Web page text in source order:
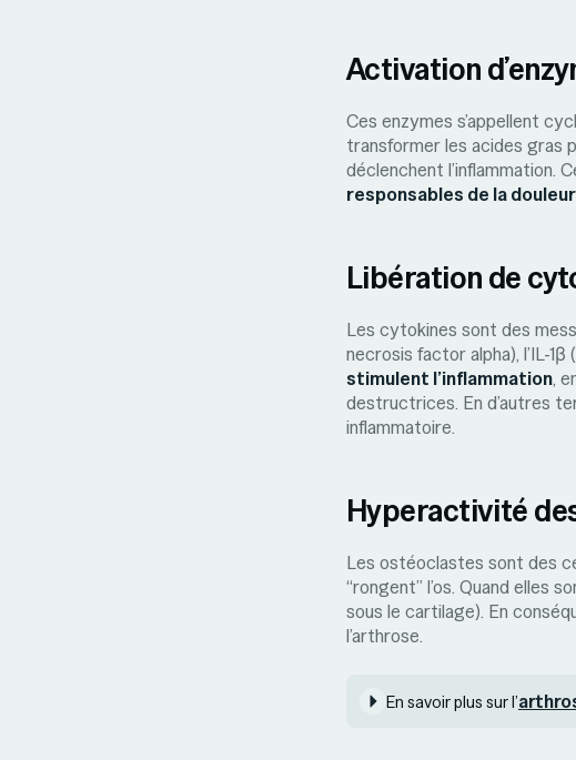
Activation
Ces enzymes s’appellent
transformer les acides gras
déclenchent l’inflammation.
responsables de la douleur
Libération de
Les cytokines sont des
necrosis factor alpha), l’IL-
stimulent l’inflammation,
destructrices. En d’autres
inflammatoire.
Hyperactivité
Les ostéoclastes sont des
“rongent” l’os. Quand elles
sous le cartilage). En
l’arthrose.
En savoir plus sur l’